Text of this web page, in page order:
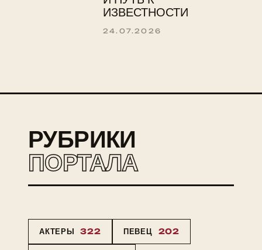
ИЗВЕСТНОСТИ
24.07.2026
РУБРИКИ
ПОРТАЛА
АКТЕРЫ 322 ПЕВЕЦ 202